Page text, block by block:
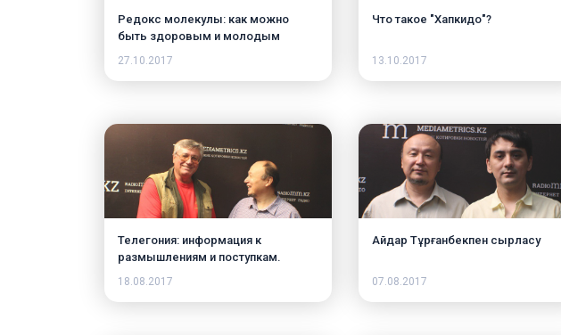
Редокс молекулы: как можно
быть здоровым и молодым
27.10.2017
Что такое "Хапкидо"?
13.10.2017
Телегония: информация к
размышлениям и поступкам.
18.08.2017
Айдар Тұрғанбекпен сырласу
07.08.2017